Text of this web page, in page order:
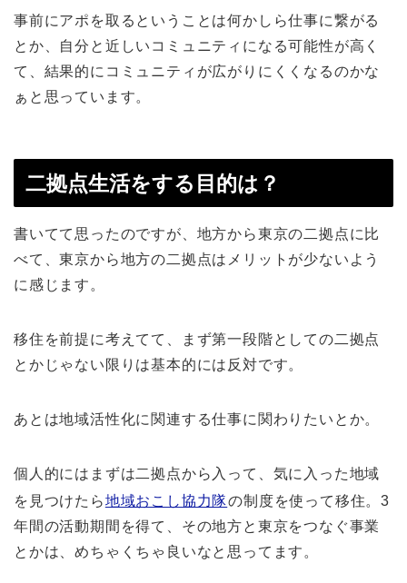
事前にアポを取るということは何かしら仕事に繋がる
とか、自分と近しいコミュニティになる可能性が高く
て、結果的にコミュニティが広がりにくくなるのかな
ぁと思っています。
二拠点生活をする目的は？
書いてて思ったのですが、地方から東京の二拠点に比
べて、東京から地方の二拠点はメリットが少ないよう
に感じます。
移住を前提に考えてて、まず第一段階としての二拠点
とかじゃない限りは基本的には反対です。
あとは地域活性化に関連する仕事に関わりたいとか。
個人的にはまずは二拠点から入って、気に入った地域
を見つけたら地域おこし協力隊の制度を使って移住。3
年間の活動期間を得て、その地方と東京をつなぐ事業
とかは、めちゃくちゃ良いなと思ってます。